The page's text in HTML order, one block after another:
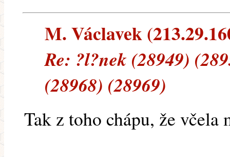
M. Václavek
Re: ?l?nek (28949)
(28968) (28969)
Tak z toho chápu, že včela